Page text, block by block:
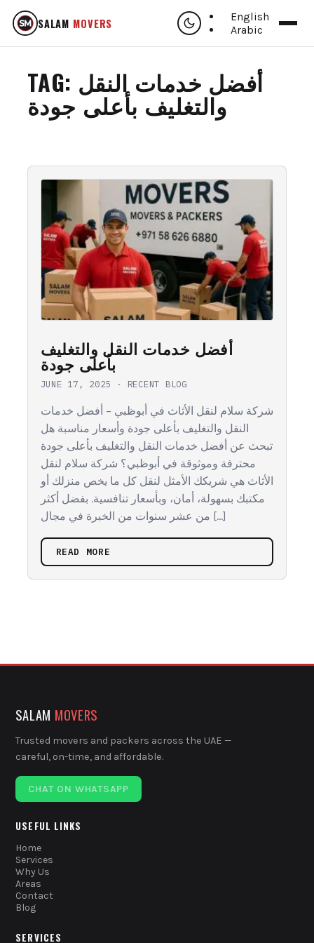
SALAM MOVERS
English
Arabic
TAG: أفضل خدمات النقل
والتغليف بأعلى جودة
أفضل خدمات النقل والتغليف
بأعلى جودة
JUNE 17, 2025 · RECENT BLOG
شركة سلام لنقل الأثاث في أبوظبي – أفضل خدمات
النقل والتغليف بأعلى جودة وأسعار مناسبة هل
تبحث عن أفضل خدمات النقل والتغليف بأعلى جودة
محترفة وموثوقة في أبوظبي؟ شركة سلام لنقل
الأثاث هي شريكك الأمثل لنقل كل ما يخص منزلك أو
مكتبك بسهولة، أمان، وبأسعار تنافسية. بفضل أكثر
من عشر سنوات من الخبرة في مجال […]
READ MORE
SALAM MOVERS
Trusted movers and packers across the UAE —
careful, on-time, and affordable.
CHAT ON WHATSAPP
USEFUL LINKS
Home
Services
Why Us
Areas
Contact
Blog
SERVICES